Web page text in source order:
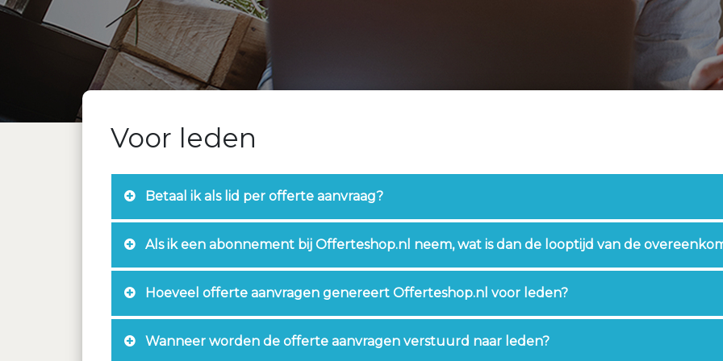
Voor leden
Betaal ik als lid per offerte aanvraag?
Als ik een abonnement bij Offerteshop.nl neem, wat is dan de looptijd van de
Hoeveel offerte aanvragen genereert Offerteshop.nl voor leden?
Wanneer worden de offerte aanvragen verstuurd naar leden?